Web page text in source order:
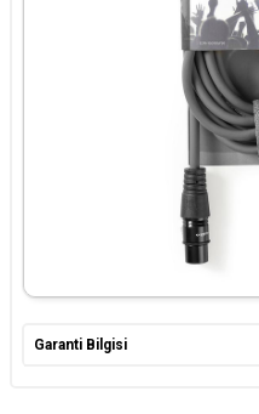
Garanti Bilgisi